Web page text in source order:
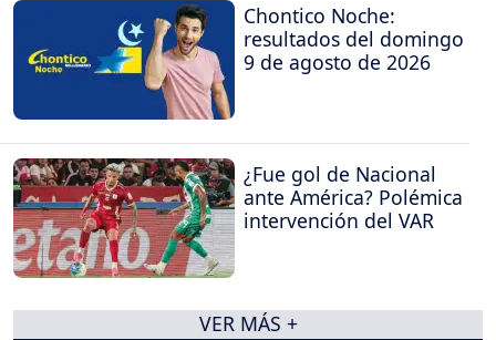
Chontico Noche:
resultados del domingo
9 de agosto de 2026
¿Fue gol de Nacional
ante América? Polémica
intervención del VAR
VER MÁS +